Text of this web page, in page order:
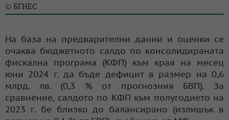
© БГНЕС
На база на предварителни данни и оценки се
очаква бюджетното салдо по консолидираната
фискална програма (КФП) към края на месец
юни 2024 г. да бъде дефицит в размер на 0,6
млрд. лв. (0,3 % от прогнозния БВП). За
сравнение, салдото по КФП към полугодието на
2023 г. бе близко до балансирано (излишък в